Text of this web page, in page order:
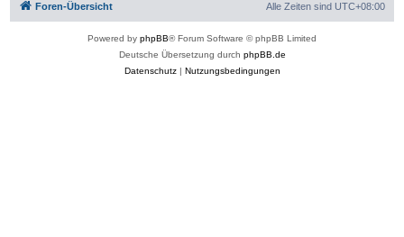
Foren-Übersicht Alle Zeiten sind UTC+08:00
Powered by phpBB® Forum Software © phpBB Limited
Deutsche Übersetzung durch phpBB.de
Datenschutz| Nutzungsbedingungen